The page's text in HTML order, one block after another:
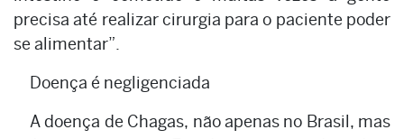
precisa até realizar cirurgia para o paciente poder
se alimentar”.
Doença é negligenciada
A doença de Chagas, não apenas no Brasil, mas